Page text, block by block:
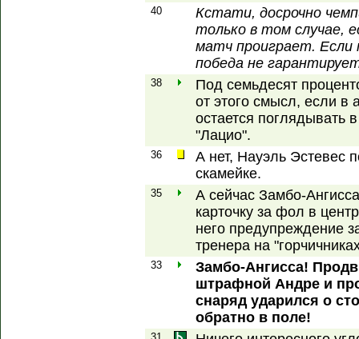
40
Кстати, досрочно
только в том случае,
матч проиграет.
победа не
38
Под семьдесят
от этого смысл, если в
остается поглядывать
"Лацио".
36
А нет, Науэль Эстевес
скамейке.
35
А сейчас Замбо-
карточку за фол в
него предупреждение
тренера на
33
Замбо-Ангисса!
штрафной Андре и
снаряд ударился о
обратно в поле!